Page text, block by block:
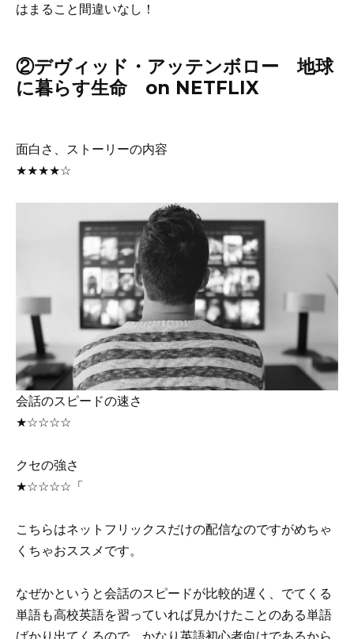
はまること間違いなし！
②デヴィッド・アッテンボロー 地球
に暮らす生命 on NETFLIX
面白さ、ストーリーの内容
★★★★☆
会話のスピードの速さ
★☆☆☆☆
クセの強さ
★☆☆☆☆「
こちらはネットフリックスだけの配信なのですがめちゃ
くちゃおススメです。
なぜかというと会話のスピードが比較的遅く、でてくる
単語も高校英語を習っていれば見かけたことのある単語